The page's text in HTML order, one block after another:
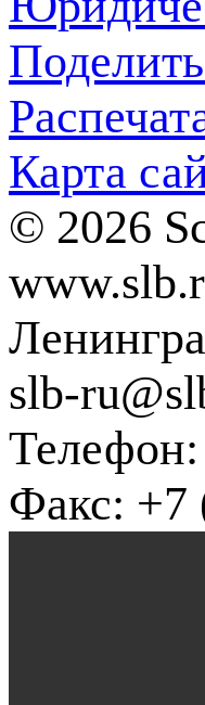
Карта
© 2026
slb-
Факс: +7